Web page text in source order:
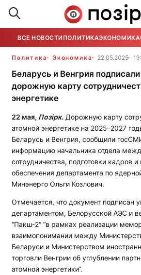
ВСЕ НОВОСТИ ПОЛИТИКАЭКОНОМИКА
Политика Экономика 22.05.2025
Беларусь и Венгрия
дорожную карту
энергетике
22 мая, Позірк. Дорожную карту
атомной энергетике на 2025–2027
Беларусь и Венгрия, сообщили
информацию начальника отдела
сотрудничества, подготовки кадров
обеспечения департамента по
Минэнерго Ольги Козлович.
Отмечается, что документ подписан
департаментом, Белорусской АЭС и
“Пакш-2“ “в рамках реализации
взаимопонимании между
Беларуси и Министерством
торговли Венгрии об углублении
атомной энергетики“.